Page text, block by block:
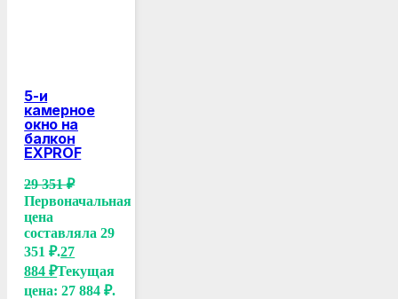
5-и
камерное
окно на
балкон
EXPROF
29 351₽
Первоначальная
цена
составляла 29
351 ₽.27
884₽Текущая
цена: 27 884 ₽.